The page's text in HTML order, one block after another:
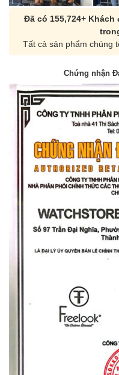
Đã có 155,724+ Khách
Tất cả sản phẩm chúng
Chứng nhận